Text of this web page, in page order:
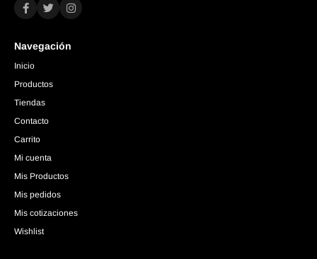
Navegación
Inicio
Productos
Tiendas
Contacto
Carrito
Mi cuenta
Mis Productos
Mis pedidos
Mis cotizaciones
Wishlist